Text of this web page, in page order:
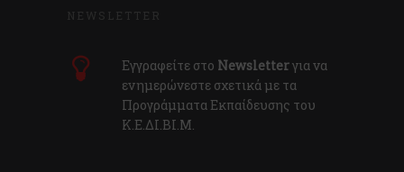
NEWSLETTER
Εγγραφείτε στο Newsletterγια να
ενημερώνεστε σχετικά με τα
Προγράμματα Εκπαίδευσης του
Κ.E.ΔI.ΒI.Μ.